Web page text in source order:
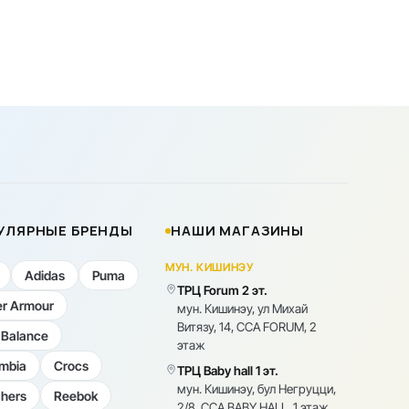
БРЕНДЫ
Adidas
Puma
Armour
Crocs
Reebok
НАШИ МАГАЗИНЫ
МУН. КИШИНЭУ
ТРЦ Forum 2 эт.
мун. Кишинэу, ул Михай
Витязу, 14, CCA FORUM, 2
этаж
ТРЦ Baby hall 1 эт.
мун. Кишинэу, бул Негруцци,